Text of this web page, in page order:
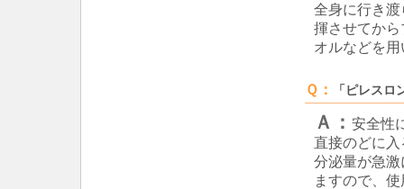
全身に行き
揮させてか
オルなどを
Ｑ： 「ピレス
Ａ： 安全性
直接のどに
分泌量が急
ますので、